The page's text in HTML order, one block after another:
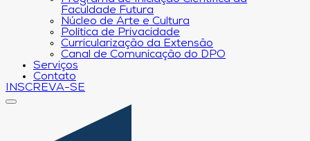
Faculdade Futura
Núcleo de Arte e Cultura
Política de Privacidade
Curricularização da Extensão
Canal de Comunicação do DPO
Serviços
Contato
INSCREVA-SE